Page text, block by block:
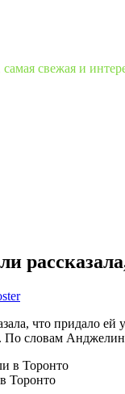
свежая и
что придало ей
По словам
Торонто